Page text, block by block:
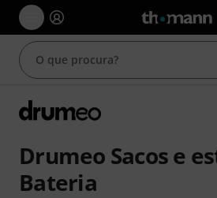
Drumeo Sacos e
Bateria